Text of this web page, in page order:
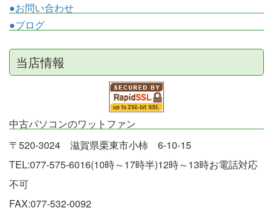
●お問い合わせ
●ブログ
当店情報
中古パソコンのワットファン
〒520-3024 滋賀県栗東市小柿 6-10-15
TEL:077-575-6016(10時～17時半)12時～13時お電話対応
不可
FAX:077-532-0092